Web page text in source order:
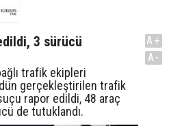
3 sürücü
trafik ekipleri
gerçekleştirilen trafik
rapor edildi, 48 araç
de tutuklandı.
A+
A-